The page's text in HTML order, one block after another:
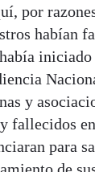
por
habían
y
fallecidos
para